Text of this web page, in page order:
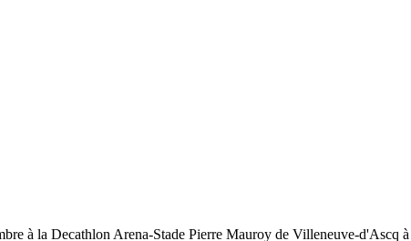
à la Decathlon Arena-Stade Pierre Mauroy de Villeneuve-d'Ascq